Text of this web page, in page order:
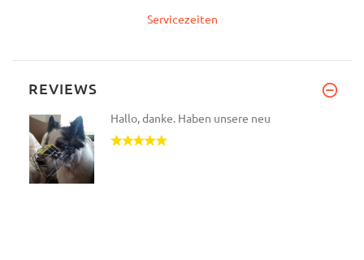
Servicezeiten
REVIEWS
Hallo, danke. Haben unsere neu